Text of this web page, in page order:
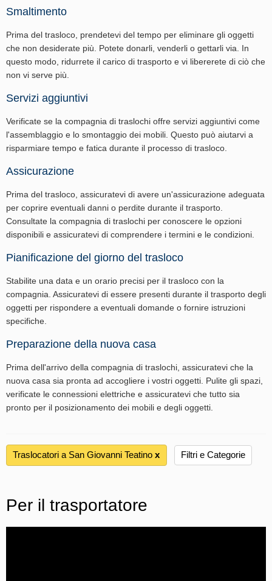
Smaltimento
Prima del trasloco, prendetevi del tempo per eliminare gli oggetti
che non desiderate più. Potete donarli, venderli o gettarli via. In
questo modo, ridurrete il carico di trasporto e vi libererete di ciò che
non vi serve più.
Servizi aggiuntivi
Verificate se la compagnia di traslochi offre servizi aggiuntivi come
l'assemblaggio e lo smontaggio dei mobili. Questo può aiutarvi a
risparmiare tempo e fatica durante il processo di trasloco.
Assicurazione
Prima del trasloco, assicuratevi di avere un'assicurazione adeguata
per coprire eventuali danni o perdite durante il trasporto.
Consultate la compagnia di traslochi per conoscere le opzioni
disponibili e assicuratevi di comprendere i termini e le condizioni.
Pianificazione del giorno del trasloco
Stabilite una data e un orario precisi per il trasloco con la
compagnia. Assicuratevi di essere presenti durante il trasporto degli
oggetti per rispondere a eventuali domande o fornire istruzioni
specifiche.
Preparazione della nuova casa
Prima dell'arrivo della compagnia di traslochi, assicuratevi che la
nuova casa sia pronta ad accogliere i vostri oggetti. Pulite gli spazi,
verificate le connessioni elettriche e assicuratevi che tutto sia
pronto per il posizionamento dei mobili e degli oggetti.
Traslocatori a San Giovanni Teatino х Filtri e Categorie
Per il trasportatore